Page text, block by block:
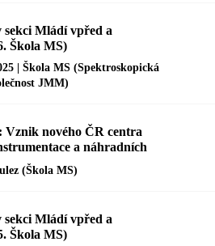
Mládí vpřed a
Škola MS)
| Škola MS (Spektroskopická
JMM)
Vznik nového ČR centra
a náhradních
(Škola MS)
Mládí vpřed a
Škola MS)